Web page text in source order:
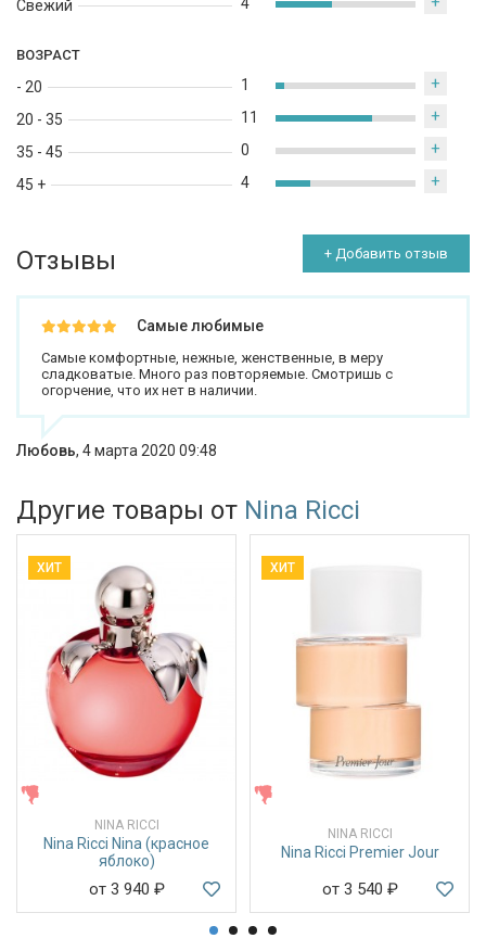
Свежий
ВОЗРАСТ
- 20
20 - 35
35 - 45
45 +
1 +
11 +
0 +
4 +
Отзывы + Добавить отзыв
Самые любимые
Самые комфортные, нежные, женственные, в меру
сладковатые. Много раз повторяемые. Смотришь с
огорчение, что их нет в наличии.
Любовь, 4 марта 2020 09:48
Другие товары от Nina Ricci
ХИТ
NINA RICCI
Nina Ricci Nina (красное
яблоко)
от 3 940 ₽
ХИТ
NINA RICCI
Nina Ricci Premier Jour
от 3 540 ₽